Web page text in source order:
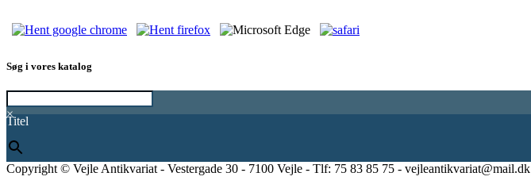
Søg i vores katalog
×
Titel
Copyright © Vejle Antikvariat - Vestergade 30 - 7100 Vejle - Tlf: 75 83 85 75 - vejleantikvariat@mail.dk